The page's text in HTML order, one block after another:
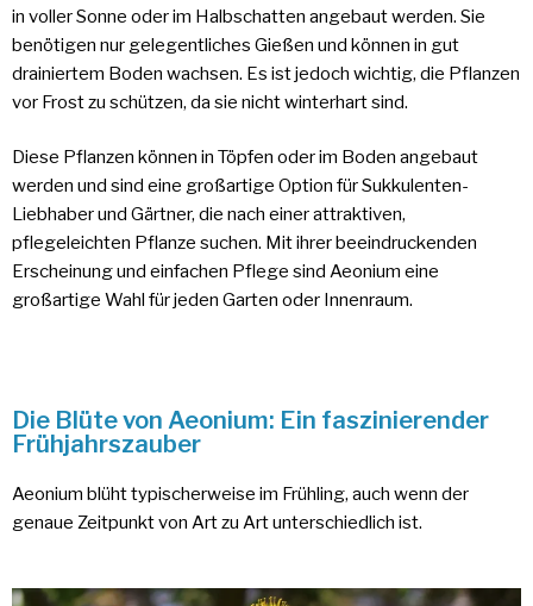
in voller Sonne oder im Halbschatten angebaut werden. Sie
benötigen nur gelegentliches Gießen und können in gut
drainiertem Boden wachsen. Es ist jedoch wichtig, die Pflanzen
vor Frost zu schützen, da sie nicht winterhart sind.
Diese Pflanzen können in Töpfen oder im Boden angebaut
werden und sind eine großartige Option für Sukkulenten-
Liebhaber und Gärtner, die nach einer attraktiven,
pflegeleichten Pflanze suchen. Mit ihrer beeindruckenden
Erscheinung und einfachen Pflege sind Aeonium eine
großartige Wahl für jeden Garten oder Innenraum.
Die Blüte von Aeonium: Ein faszinierender
Frühjahrszauber
Aeonium blüht typischerweise im Frühling, auch wenn der
genaue Zeitpunkt von Art zu Art unterschiedlich ist.